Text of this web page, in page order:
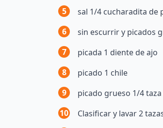
5
sal 1/4 cucharadita de
6
sin escurrir y picados
7
picada 1 diente de ajo
8
picado 1 chile
9
picado grueso 1/4
10
Clasificar y lavar 2